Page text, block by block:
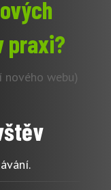
praxi?
nového webu)